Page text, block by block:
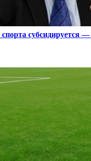
субсидируется